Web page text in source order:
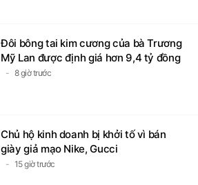
Đôi bông tai kim cương của bà Trương
Mỹ Lan được định giá hơn 9,4 tỷ đồng
8 giờ trước
Chủ hộ kinh doanh bị khởi tố vì bán
giày giả mạo Nike, Gucci
15 giờ trước